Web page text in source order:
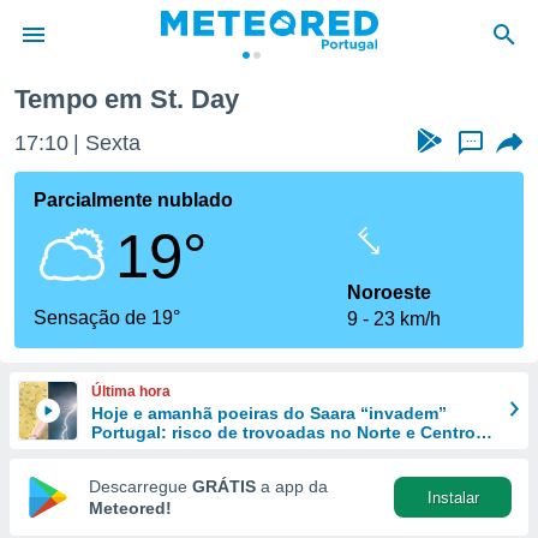
da
foi
fornecidas
a este
das
e
forma
digital
Tempo em St. Day
17:10 Sexta ...
Parcialmente nublado
19°
Sensação de 19°
Noroeste
9
23 km/h
Última hora
Hoje e amanhã poeiras do Saara “invadem”
Portugal: risco de trovoadas no Norte e Centro
Descarregue GRÁTIS a app da
Meteored!
Instalar